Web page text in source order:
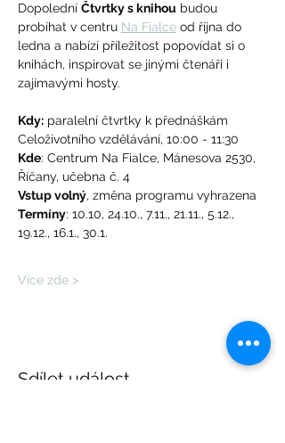
Dopolední Čtvrtky s knihou budou
probíhat v centru Na Fialce od října do
ledna a nabízí příležitost popovídat si o
knihách, inspirovat se jinými čtenáři i
zajímavými hosty.
Kdy: paralelní čtvrtky k přednáškám
Celoživotního vzdělávání, 10:00 - 11:30
Kde: Centrum Na Fialce, Mánesova 2530,
Říčany, učebna č. 4
Vstup volný, změna programu vyhrazena
Termíny: 10.10, 24.10., 7.11., 21.11., 5.12.,
19.12., 16.1., 30.1.
Více zde >
Sdílet událost